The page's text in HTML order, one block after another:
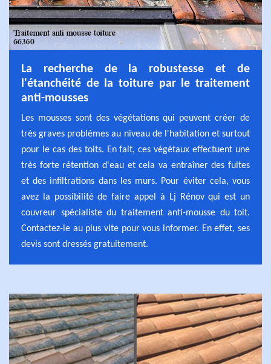
La recherche de la robustesse et de
l'étanchéité de la toiture par le traitement
anti-mousses
Les mousses sont des végétations qui peuvent créer de
très graves problèmes au niveau de l'habitation et surtout
pour le cas des toits. En fait, ces végétaux effectuent une
très forte rétention d'eau et cela va entraîner des fuites
et des infiltrations dans les murs. Pour éviter cela, vous
avez la possibilité de faire appel à Lj Rénov qui est un
couvreur spécialiste du traitement anti-mousse du toit.
Contactez-le au plus vite pour vous informer. En effet, ses
devis sont dressés gratuitement.